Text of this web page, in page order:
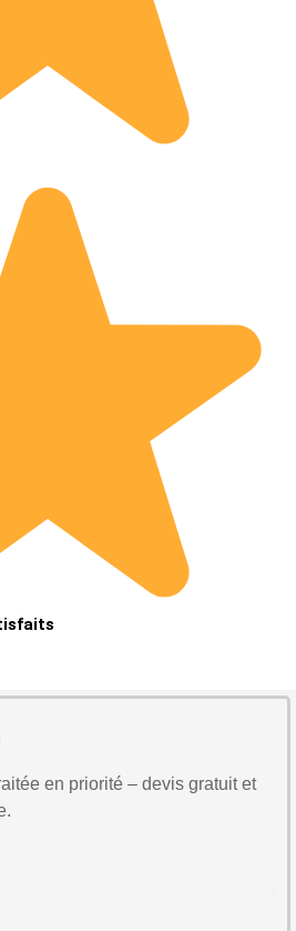
en priorité – devis gratuit et